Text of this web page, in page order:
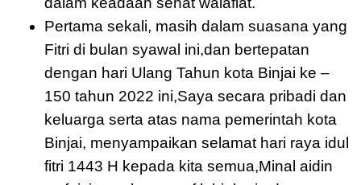
Pertama sekali, masih dalam suasana yang
Fitri di bulan syawal ini,dan bertepatan
dengan hari Ulang Tahun kota Binjai ke –
150 tahun 2022 ini,Saya secara pribadi dan
keluarga serta atas nama pemerintah kota
Binjai, menyampaikan selamat hari raya idul
fitri 1443 H kepada kita semua,Minal aidin